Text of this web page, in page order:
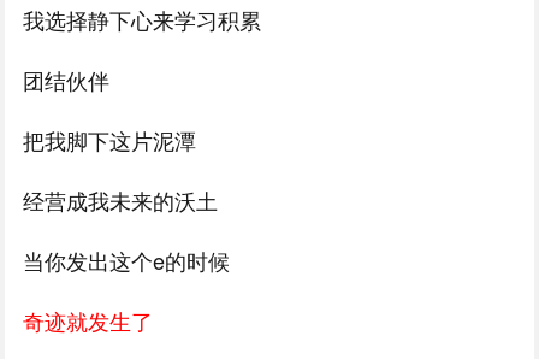
我选择静下心来学习积累
团结伙伴
把我脚下这片泥潭
经营成我未来的沃土
当你发出这个e的时候
奇迹就发生了